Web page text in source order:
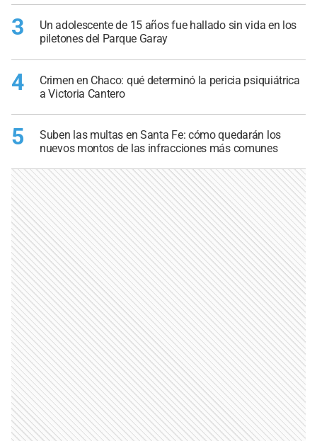
3
Un adolescente de 15 años fue hallado sin vida en los
piletones del Parque Garay
4
Crimen en Chaco: qué determinó la pericia psiquiátrica
a Victoria Cantero
5
Suben las multas en Santa Fe: cómo quedarán los
nuevos montos de las infracciones más comunes